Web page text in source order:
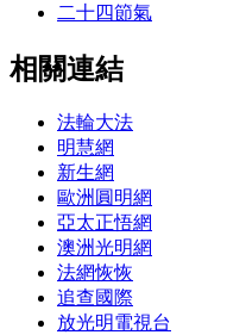
二十四節氣
相關連結
法輪大法
明慧網
新生網
歐洲圓明網
亞太正悟網
澳洲光明網
法網恢恢
追查國際
放光明電視台